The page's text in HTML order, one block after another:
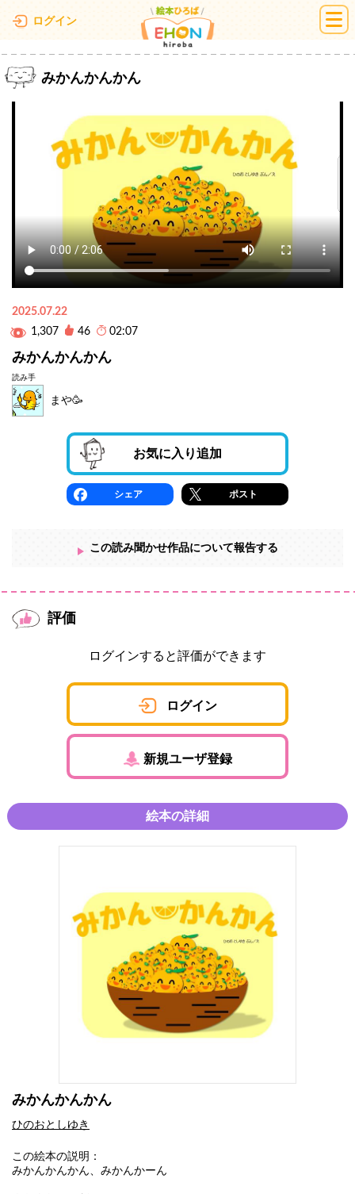
ログイン 絵本ひろば
みかんかんかん
2025.07.22
1,307
46 02:07
みかんかんかん
読み手
まや🥳
お気に入り追加
シェア ポスト
この読み聞かせ作品について報告する
評価
ログインすると評価ができます
ログイン
新規ユーザ登録
絵本の詳細
みかんかんかん
ひのおとしゆき
この絵本の説明：
みかんかんかん、みかんかーん